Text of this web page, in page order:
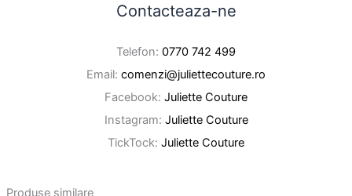
Contacteaza-ne
Telefon: 0770 742 499
Email: comenzi@juliettecouture.ro
Facebook: Juliette Couture
Instagram: Juliette Couture
TickTock: Juliette Couture
Produse similare